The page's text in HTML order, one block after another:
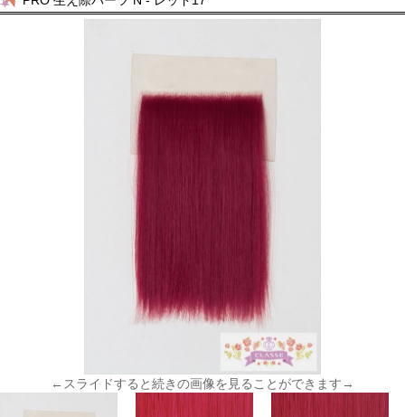
←スライドすると続きの画像を見ることができます→